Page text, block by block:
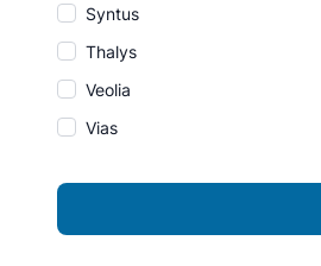
Syntus
Thalys
Veolia
Vias